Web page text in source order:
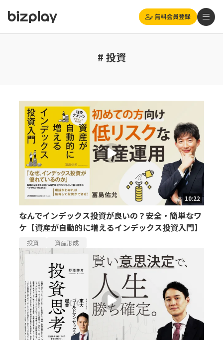
無料会員登録
# 投資
10:22
なんでインデックス投資が良いの？安全・簡単なワ
ケ【資産が自動的に増えるインデックス投資入門】
投資 資産形成